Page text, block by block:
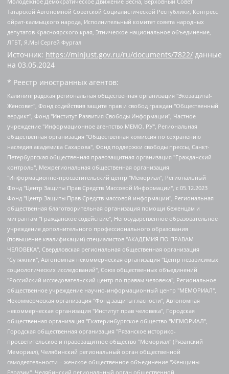
Татарской Автономной Советской Социалистической Республики, Конгресс
ойрат-калмыцкого народа, Исполнительный комитет совета народных
депутатов Красноярского края, Этническое национальное объединение,
ЛГБТ, Я.МЫ Сергей Фургал
Источник: https://minjust.gov.ru/ru/documents/7822/ данные
на 03.05.2024
* Реестр иностранных агентов:
Калининградская региональная общественная организация "Экозащита!-Женсовет", Фонд содействия защите прав и свобод граждан "Общественный вердикт", Фонд "Институт Развития Свободы Информации", Частное учреждение "Информационное агентство МЕМО. РУ", Региональная общественная организация "Общественная комиссия по сохранению наследия академика Сахарова", Фонд поддержки свободы прессы, Санкт-Петербургская общественная правозащитная организация "Гражданский контроль", Межрегиональная общественная организация "Информационно-просветительский центр "Мемориал", Региональный Фонд "Центр Защиты Прав Средств Массовой Информации", с 05.12.2023 Фонд "Центр Защиты Прав Средств массовой информации", Региональная общественная благотворительная организация помощи беженцам и мигрантам "Гражданское содействие", Негосударственное образовательное учреждение дополнительного профессионального образования (повышение квалификации) специалистов "АКАДЕМИЯ ПО ПРАВАМ ЧЕЛОВЕКА", Свердловская региональная общественная организация "Сутяжник", Автономная некоммерческая организация "Центр независимых социологических исследований", Союз общественных объединений "Российский исследовательский центр по правам человека", Региональное общественное учреждение научно-информационный центр "МЕМОРИАЛ", Некоммерческая организация "Фонд защиты гласности", Автономная некоммерческая организация "Институт прав человека", Городская общественная организация "Екатеринбургское общество "МЕМОРИАЛ", Городская общественная организация "Рязанское историко-просветительское и правозащитное общество "Мемориал" (Рязанский Мемориал), Челябинский региональный орган общественной самодеятельности – женское общественное объединение "Женщины Евразии", Челябинский региональный орган общественной самодеятельности "Уральская правозащитная группа", Фонд содействия защите здоровья и социальной справедливости имени Андрея Рылькова, Автономная Некоммерческая Организация "Аналитический Центр Юрия Левады", Автономная некоммерческая организация социальной поддержки населения "Проект Апрель", Региональная общественная организация помощи женщинам и детям, находящимся в кризисной ситуации "Информационно-методический центр "Анна", Фонд содействия развитию массовых коммуникаций и правовому просвещению "Так-так-Так", Фонд содействия устойчивому развитию "Серебряная тайга", Свердловский региональный общественный фонд социальных проектов "Новое время", "Idel.Реалии", Кавказ.Реалии, Крым.Реалии, Телеканал Настоящее Время, Татаро-башкирская служба Радио Свобода (Azatliq Radiosi), Радио Свободная Европа/Радио Свобода (PCE/PC), "Сибирь.Реалии", "Фактограф", Благотворительный фонд помощи осужденным и их семьям, Автономная некоммерческая организация "Институт глобализации и социальных движений", Фонд "В защиту прав заключенных", Частное учреждение "Центр поддержки и содействия развитию средств массовой информации", Пензенский региональный общественный благотворительный фонд "Гражданский союз", "Север.Реалии", Некоммерческая организация Фонд "Правовая инициатива", Общество с ограниченной ответственностью "Радио Свободная Европа/Радио Свобода", Чешское информационное агентство "MEDIUM-ORIENT", Красноярская региональная общественная организация "Мы против СПИДа", Камалягин Денис Николаевич, Маркелов Сергей Евгеньевич, Пономарев Лев Александрович, Савицкая Людмила Алексеевна, Автономная некоммерческая организация "Центр по работе с проблемой насилия "НАСИЛИЮ.НЕТ", Межрегиональный профессиональный союз работников здравоохранения "Альянс врачей", Юридическое лицо, зарегистрированное в Латвийской Республике, SIA "Medusa Project" (регистрационный номер 40103797863, дата регистрации 10.06.2014), Некоммерческая организация "Фонд по борьбе с коррупцией", Автономная некоммерческая организация "Институт права и публичной политики", Баданин Роман Сергеевич, Гликин Максим Александрович, Железнова Мария Михайловна, Лукьянова Юлия Сергеевна, Маетная Елизавета Витальевна, Маняхин Петр Борисович, Чуракова Ольга Владимировна, Ярош Юлия Петровна, Юридическое лицо "The Insider SIA", зарегистрированное в Риге, Латвийская Республика (дата регистрации 26.06.2015), являющееся администратором доменного имени интернет-издания "The Insider SIA", https://theins.ru, Постернак Алексей Евгеньевич, Рубин Михаил Аркадьевич, Анин Роман Александрович, Юридическое лицо Istories fonds, зарегистрированное в Латвийской Республике (регистрационный номер 50008295751, дата регистрации 24.02.2020), Великовский Дмитрий Александрович, Долинина Ирина Николаевна, Мароховская Алеся Алексеевна, Шлейнов Роман Юрьевич, Шмагун Олеся Валентиновна, Общество с ограниченной ответственностью "Альтаир 2021", Общество с ограниченной ответственностью "Вега 2021", Общество с ограниченной ответственностью "Главный редактор 2021", Общество с ограниченной ответственностью "Ромашки монолит", Важенков Артем Валерьевич, Ивановская областная общественная организация "Центр гендерных исследований", Гурман Юрий Альбертович, Медиапроект "ОВД-Инфо", Егоров Владимир Владимирович, Жилинский Владимир Александрович, Общество с ограниченной ответственностью "ЗП", Иванова София Юрьевна, Карезина Инна Павловна, Кильтау Екатерина Викторовна, Петров Алексей Викторович, Пискунов Сергей Евгеньевич, Смирнов Сергей Сергеевич, Тихонов Михаил Сергеевич, Общество с ограниченной ответственностью "ЖУРНАЛИСТ-ИНОСТРАННЫЙ АГЕНТ", Арапова Галина Юрьевна, Вольтская Татьяна Анатольевна, Американская компания "Mason G.E.S. Anonymous Foundation" (США), являющаяся владельцем интернет-издания https://mnews.world/, Компания "Stichting Bellingcat", зарегистрированная в Нидерландах (дата регистрации 11.07.2018), Захаров Андрей Вячеславович, Клепиковская Екатерина Дмитриевна, Общество с ограниченной ответственностью "МЕМО", Перл Роман Александрович, Симонов Евгений Алексеевич, Соловьева Елена Анатольевна, Сотников Даниил Владимирович, Сурначева Елизавета Дмитриевна, Автономная некоммерческая организация по защите прав человека и информированию населения "Якутия – Наше Мнение", Общество с ограниченной ответственностью "Москоу диджитал медиа", с 26.01.2023 Общество с ограниченной ответственностью "Чайка Белые сады", Ветошкина Валерия Валерьевна, Заговора Максим Александрович, Межрегиональное общественное движение "Российская ЛГБТ - сеть", Оленичев Максим Владимирович, Павлов Иван Юрьевич, Скворцова Елена Сергеевна, Общество с ограниченной ответственностью "Как бы инагент", Кочетков Игорь Викторович, Общество с ограниченной ответственностью "Честные выборы", Еланчик Олег Александрович, Общество с ограниченной ответственностью "Нобелевский призыв", Гималова Регина Эмилевна, Григорьев Андрей Валерьевич, Григорьева Алина Александровна, Ассоциация по содействию защите прав призывников, альтернативнослужащих и военнослужащих "Правозащитная группа "Гражданин.Армия.Право", Хисамова Регина Фаритовна, Автономная некоммерческая организация по реализации социально-правовых программ "Лилит", Дальневосточное общественное движение "Маяк", Санкт-Петербургская ЛГБТ-инициативная группа "Выход", Инициативная группа ЛГБТ+ "Реверс", Алексеев Андрей Викторович, Бекбулатова Таисия Львовна, Беляев Иван Михайлович, Владыкина Елена Сергеевна, Гельман Марат Александрович, Никульшина Вероника Юрьевна, Толоконникова Надежда Андреевна, Шендерович Виктор Анатольевич, Общество с ограниченной ответственностью "Данное сообщение", Общество с ограниченной ответственностью Издательский дом "Новая глава", Айнбиндер Александра Александровна, Московский комьюнити-центр для ЛГБТ+инициатив, Благотворительный фонд развития филантропии, Deutsche Welle (Германия, Kurt-Schumacher-Strasse 3, 53113 Bonn), Борзунова Мария Михайловна, Воробьев Виктор Викторович, Голубева Анна Львовна, Константинова Алла Михайловна, Малкова Ирина Владимировна, Мурадов Мурад Абдулгалимович, Осетинская Елизавета Николаевна, Понасенков Евгений Николаевич, Ганапольский Матвей Юрьевич, Киселев Евгений Алексеевич, Борухович Ирина Григорьевна, Дремин Иван Тимофеевич, Дубровский Дмитрий Викторович, Красноярская региональная общественная организация поддержки и развития альтернативных образовательных технологий и межкультурных коммуникаций "ИНТЕРРА", Маяковская Екатерина Алексеевна, Фейгин Марк Захарович, Филимонов Андрей Викторович, Дзугкоева Регина Николаевна, Доброхотов Роман Александрович, Дудь Юрий Александрович, Елкин Сергей Владимирович, Кругликов Кирилл Игоревич, Сабунаева Мария Леонидовна, Семенов Алексей Владимирович, Шаинян Карен Багратович, Шульман Екатерина Михайловна, Асафьев Артур Валерьевич, Вахштайн Виктор Семенович, Венедиктов Алексей Алексеевич, Лушникова Екатерина Евгеньевна, Волков Леонид Михайлович, Невзоров Александр Глебович, Пархоменко Сергей Борисович, Сироткин Ярослав Николаевич, Кара-Мурза Владимир Владимирович, Баранова Наталья Владимировна, Гозман Леонид Яковлевич, Кагарлицкий Борис Юльевич, Климарев Михаил Валерьевич, Милов Владимир Станиславович, Автономная некоммерческая организация Краснодарский центр современного искусства "Типография", Моргенштерн Алишер Тагирович, Соболь Любовь Эдуардовна, Общество с ограниченной ответственностью "ЛИЗА НОРМ", Каспаров Гарри Кимович, Ходорковский Михаил Борисович, Общество с ограниченной ответственностью "Апрельские тезисы", Данилович Ирина Брониславовна, Кашин Олег Владимирович, Петров Николай Владимирович, Пивоваров Алексей Владимирович, Соколов Михаил Владимирович, Цветкова Юлия Владимировна, Чичваркин Евгений Александрович, Комитет против пыток/Команда против пыток, Общество с ограниченной ответственностью "Первый научный", Общество с ограниченной ответственностью "Вертолет и ко", Белоцерковская Вероника Борисовна, Кац Максим Евгеньевич, Лазарева Татьяна Юрьевна, Шаведдинов Руслан Табризович, Яшин Илья Валерьевич, Общество с ограниченной ответственностью "Иноагент ААВ", Алешковский Дмитрий Петрович, Альбац Евгения Марковна, Быков Дмитрий Львович, Галямина Юлия Евгеньевна, Лойко Сергей Леонидович, Мартынов Кирилл Константинович, Медведев Сергей Александрович, Крашенинников Федор Геннадиевич, Гордеева Катерина Вл